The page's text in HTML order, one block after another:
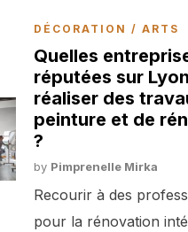
DÉCORATION / ARTS
Quelles
réputées sur
réaliser des
peinture et de
?
by Pimprenelle Mirka
Recourir à des
pour la rénovation